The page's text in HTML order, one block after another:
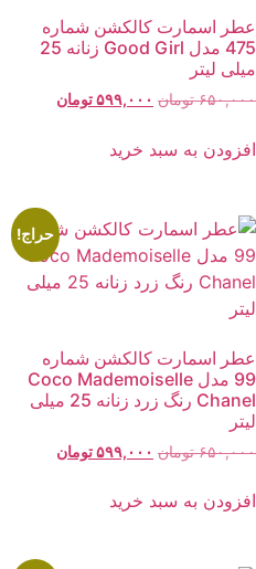
اسمارت کالکشن شماره
475 مدل Good Girl زنانه 25
لیتر
تومانقیمت
۵۹۹,۰۰۰تومانقیمت
به سبد خرید
حراج!
اسمارت کالکشن شماره
99 مدل Coco Mademoiselle
Chanel رنگ زرد زنانه 25 میلی
تومانقیمت
۵۹۹,۰۰۰تومانقیمت
به سبد خرید